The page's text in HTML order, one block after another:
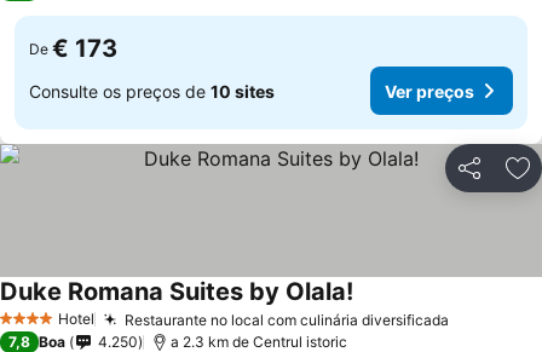
De € 173
Consulte os preços de 10 sites Ver preços
Partilhar
4 EstrelasHotel Restaurante no local com culinária diversificada
Duke Romana Suites by Olala!
7,8 Boa 4.250 a 2.3 km de Centrul istoric